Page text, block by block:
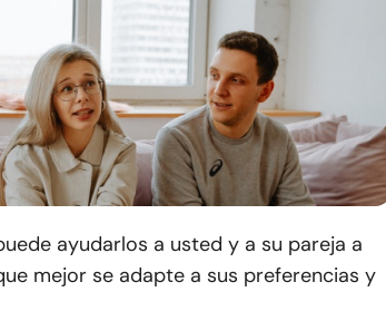
ayudarlos a usted y a su pareja a
mejor se adapte a sus preferencias y